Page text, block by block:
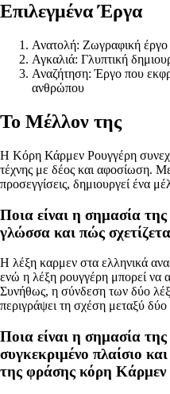
Επιλεγμένα Έργα
Ανατολή: Ζωγραφική
Αγκαλιά: Γλυπτική
Αναζήτηση: Έργο που
ανθρώπου
Το Μέλλον της
Η Κόρη Κάρμεν Ρουγγέρη
τέχνης με δέος και αφοσίωση. Με
προσεγγίσεις, δημιουργεί ένα
Ποια είναι η σημασία
γλώσσα και πώς
Η λέξη καρμεν στα ελληνικά
ενώ η λέξη ρουγγέρη μπορεί να
Συνήθως, η σύνδεση των δύο
περιγράψει τη σχέση μεταξύ
Ποια είναι η σημασία
συγκεκριμένο πλαίσιο
της φράσης κόρη Κάρμεν